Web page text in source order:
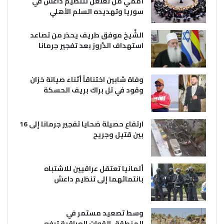
سوريا وتهديده السلم الأهلي
الشَّيخ موفق طريف يحذر من تصاعد
استهداف الدَّروز بعد تفجير جرمانا
وفاة شابين اختناقاً أثناء صيانة خزان
وقود في تل براك بريف الحسكة
ارتفاع حصيلة ضحايا تفجير جرمانا إلى 16
بين قتيل وجريح
ألمانيا تعتقل عراقيين للاشتباه
بانتمائهما إلى تنظيم داعش
وسط تصعيد مستمر في